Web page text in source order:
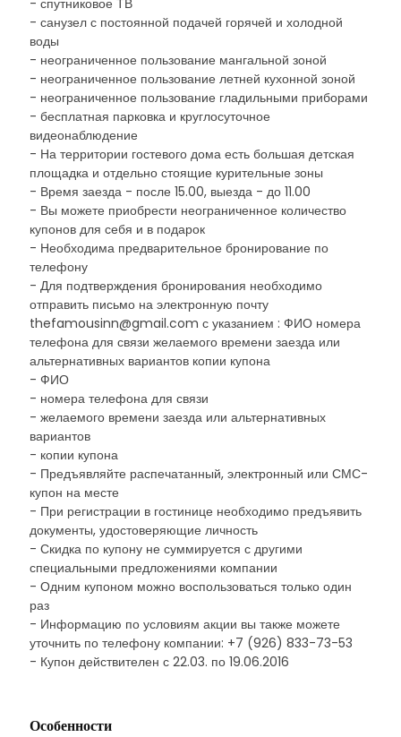
- спутниковое ТВ
- санузел с постоянной подачей горячей и холодной
воды
- неограниченное пользование мангальной зоной
- неограниченное пользование летней кухонной зоной
- неограниченное пользование гладильными приборами
- бесплатная парковка и круглосуточное
видеонаблюдение
- На территории гостевого дома есть большая детская
площадка и отдельно стоящие курительные зоны
- Время заезда - после 15.00, выезда - до 11.00
- Вы можете приобрести неограниченное количество
купонов для себя и в подарок
- Необходима предварительное бронирование по
телефону
- Для подтверждения бронирования необходимо
отправить письмо на электронную почту
thefamousinn@gmail.com с указанием : ФИО номера
телефона для связи желаемого времени заезда или
альтернативных вариантов копии купона
- ФИО
- номера телефона для связи
- желаемого времени заезда или альтернативных
вариантов
- копии купона
- Предъявляйте распечатанный, электронный или СМС-
купон на месте
- При регистрации в гостинице необходимо предъявить
документы, удостоверяющие личность
- Скидка по купону не суммируется с другими
специальными предложениями компании
- Одним купоном можно воспользоваться только один
раз
- Информацию по условиям акции вы также можете
уточнить по телефону компании: +7 (926) 833-73-53
- Купон действителен с 22.03. по 19.06.2016
Особенности